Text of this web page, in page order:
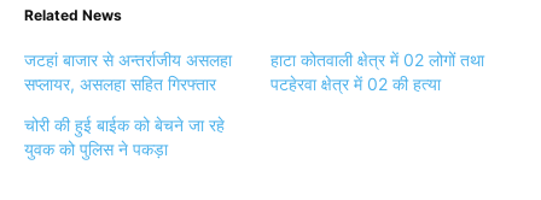
Related News
जटहां बाजार से अन्तर्राजीय असलहा
सप्लायर, असलहा सहित गिरफ्तार
हाटा कोतवाली क्षेत्र में 02 लोगों तथा
पटहेरवा क्षेत्र में 02 की हत्या
चोरी की हुई बाईक को बेचने जा रहे
युवक को पुलिस ने पकड़ा